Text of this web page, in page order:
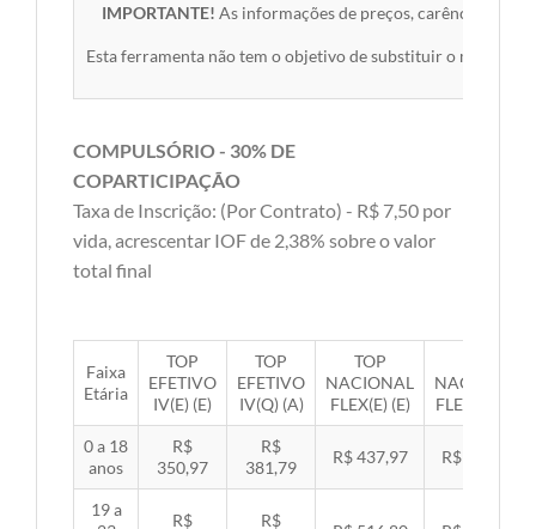
IMPORTANTE! As informações de preços, carências,
Esta ferramenta não tem o objetivo de substituir o material
COMPULSÓRIO - 30% DE
COPARTICIPAÇÃO
Taxa de Inscrição: (Por Contrato) - R$ 7,50 por
vida, acrescentar IOF de 2,38% sobre o valor
total final
Faixa
Etária
TOP
EFETIVO
IV(E) (E)
TOP
EFETIVO
IV(Q) (A)
TOP
NACIONAL
FLEX(E) (E)
NACIONAL
FLEX(Q) (A)
0 a 18
anos
R$
350,97
R$
381,79
R$ 437,97 R$ 451,33
19 a
R$
R$